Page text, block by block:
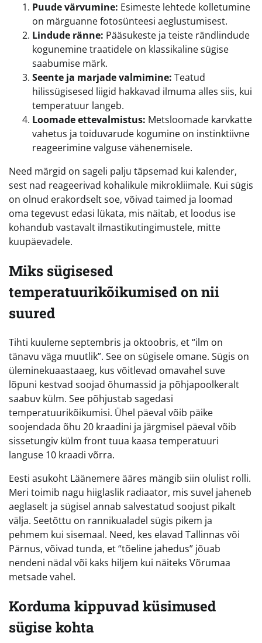
Puude värvumine: Esimeste lehtede kolletumine
on märguanne fotosünteesi aeglustumisest.
Lindude ränne: Pääsukeste ja teiste rändlindude
kogunemine traatidele on klassikaline sügise
saabumise märk.
Seente ja marjade valmimine: Teatud
hilissügisesed liigid hakkavad ilmuma alles siis, kui
temperatuur langeb.
Loomade ettevalmistus: Metsloomade karvkatte
vahetus ja toiduvarude kogumine on instinktiivne
reageerimine valguse vähenemisele.
Need märgid on sageli palju täpsemad kui kalender,
sest nad reageerivad kohalikule mikrokliimale. Kui sügis
on olnud erakordselt soe, võivad taimed ja loomad
oma tegevust edasi lükata, mis näitab, et loodus ise
kohandub vastavalt ilmastikutingimustele, mitte
kuupäevadele.
Miks sügisesed
temperatuurikõikumised on nii
suured
Tihti kuuleme septembris ja oktoobris, et “ilm on
tänavu väga muutlik”. See on sügisele omane. Sügis on
üleminekuaastaaeg, kus võitlevad omavahel suve
lõpuni kestvad soojad õhumassid ja põhjapoolkeralt
saabuv külm. See põhjustab sagedasi
temperatuurikõikumisi. Ühel päeval võib päike
soojendada õhu 20 kraadini ja järgmisel päeval võib
sissetungiv külm front tuua kaasa temperatuuri
languse 10 kraadi võrra.
Eesti asukoht Läänemere ääres mängib siin olulist rolli.
Meri toimib nagu hiiglaslik radiaator, mis suvel jaheneb
aeglaselt ja sügisel annab salvestatud soojust pikalt
välja. Seetõttu on rannikualadel sügis pikem ja
pehmem kui sisemaal. Need, kes elavad Tallinnas või
Pärnus, võivad tunda, et “tõeline jahedus” jõuab
nendeni nädal või kaks hiljem kui näiteks Võrumaa
metsade vahel.
Korduma kippuvad küsimused
sügise kohta